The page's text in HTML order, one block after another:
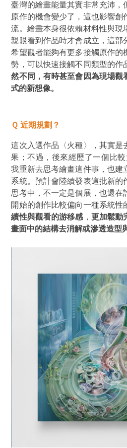
臺灣的繪畫能量其實非常充沛，
原作的機會變少了，這也影響創
流。繪畫本身很依賴材料性與現
親眼看到作品時才會成立，這部
希望觀者能夠有更多接觸原作的
勢，可以快速接觸不同類型的作
然不同，有時甚至會因為現場觀
式的新想像。
Ｑ 近期規劃？
這次入選作品 〈火種〉
，其實
果；不過，後來經歷了一個比
我重新去思考繪畫這件事，也建
系統。預計會陸續發表這批新的
思考中，不一定是個展，也還在
開始的創作比較偏向一種系統性
續性與觀看的游移感 ， 更加鬆動
畫面中的結構去消解或滲透造型